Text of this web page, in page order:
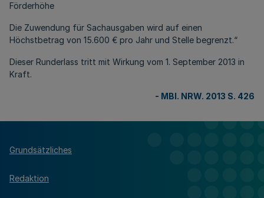
Förderhöhe
Die Zuwendung für Sachausgaben wird auf einen
Höchstbetrag von 15.600 € pro Jahr und Stelle begrenzt.“
Dieser Runderlass tritt mit Wirkung vom 1. September 2013 in
Kraft.
- MBl. NRW. 2013 S. 426
Grundsätzliches
Redaktion